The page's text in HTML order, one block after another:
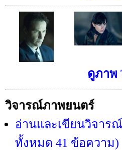
ดูภาพ
วิจารณ์ภาพยนตร์
อ่านและเขียนวิจารณ์
ทั้งหมด 41 ข้อความ)